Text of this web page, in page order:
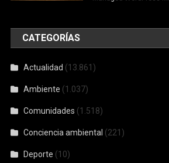
CATEGORÍAS
Actualidad (13.861)
Ambiente (1.037)
Comunidades (1.518)
Conciencia ambiental (221)
Deporte (10)